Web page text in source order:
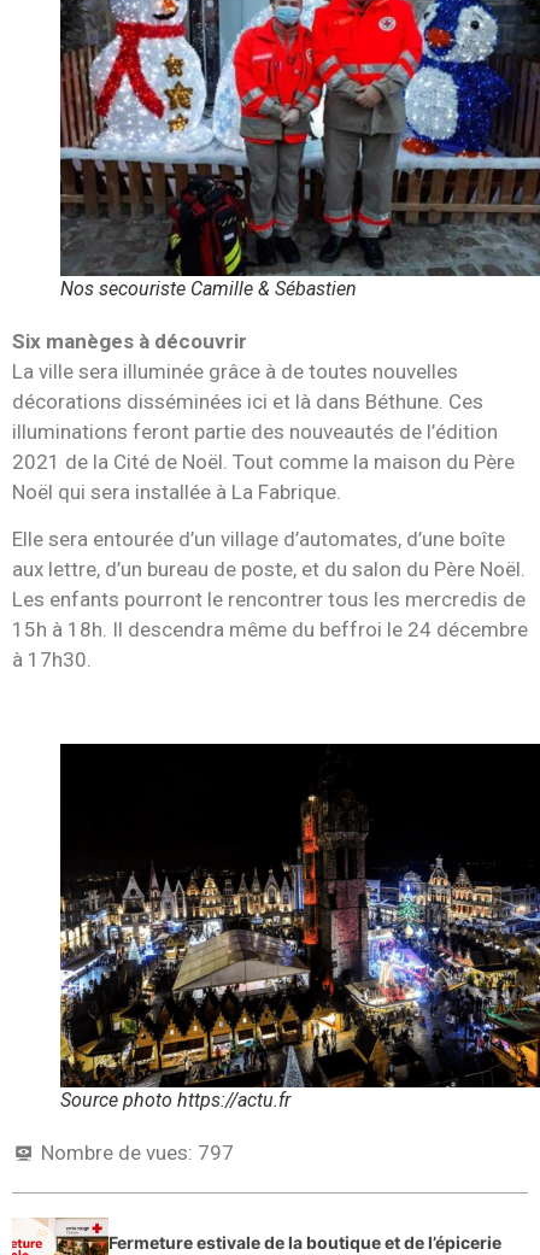
Nos secouriste Camille & Sébastien
Six manèges à découvrir
La ville sera illuminée grâce à de toutes nouvelles
décorations disséminées ici et là dans Béthune. Ces
illuminations feront partie des nouveautés de l’édition
2021 de la Cité de Noël. Tout comme la maison du Père
Noël qui sera installée à La Fabrique.
Elle sera entourée d’un village d’automates, d’une boîte
aux lettre, d’un bureau de poste, et du salon du Père Noël.
Les enfants pourront le rencontrer tous les mercredis de
15h à 18h. Il descendra même du beffroi le 24 décembre
à 17h30.
Source photo https://actu.fr
Nombre de vues: 797
Fermeture estivale de la boutique et de l’épicerie